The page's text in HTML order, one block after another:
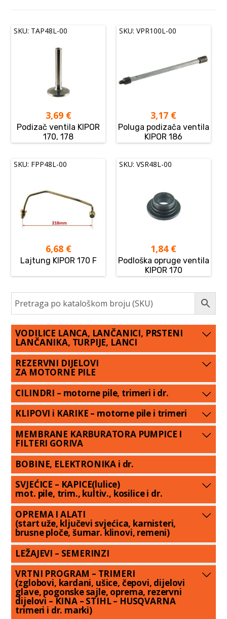
SKU: TAP48L-00
3,69 €
Podizač ventila KIPOR
170, 178
SKU: VPR100L-00
3,17 €
Poluga podizača ventila
KIPOR 186
SKU: FPP48L-00
6,68 €
Lajtung KIPOR 170 F
SKU: VSR48L-00
1,84 €
Podloška opruge ventila
KIPOR 170
VODILICE LANCA, LANČANICI, PRSTENI
LANČANIKA, TURPIJE, LANCI
REZERVNI DIJELOVI
ZA MOTORNE PILE
CILINDRI – motorne pile, trimeri i dr.
KLIPOVI i KARIKE – motorne pile i trimeri
MEMBRANE KARBURATORA PUMPICE I
FILTERI GORIVA
BOBINE, ELEKTRONIKA i dr.
SVJEĆICE – KAPICE(lulice)
mot. pile, trim., kultiv., kosilice i dr.
OPREMA I ALATI
(start uže, ključevi svjećica, karnisteri,
brusne ploče, šumar. klinovi, remeni)
LEŽAJEVI – SEMERINZI
VRTNI PROGRAM – TRIMERI
(zglobovi, kardani, ušice, čepovi, dijelovi
glave, pogonske sajle, oprema, rezervni
dijelovi – KINA – STIHL – HUSQVARNA
trimeri i dr. marki)